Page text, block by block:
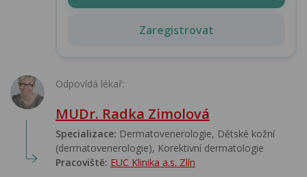
Zaregistrovat
Odpovídá lékař:
MUDr. Radka Zimolová
Specializace: Dermatovenerologie, Dětské kožní
(dermatovenerologie), Korektivní dermatologie
Pracoviště: EUC Klinika a.s. Zlín